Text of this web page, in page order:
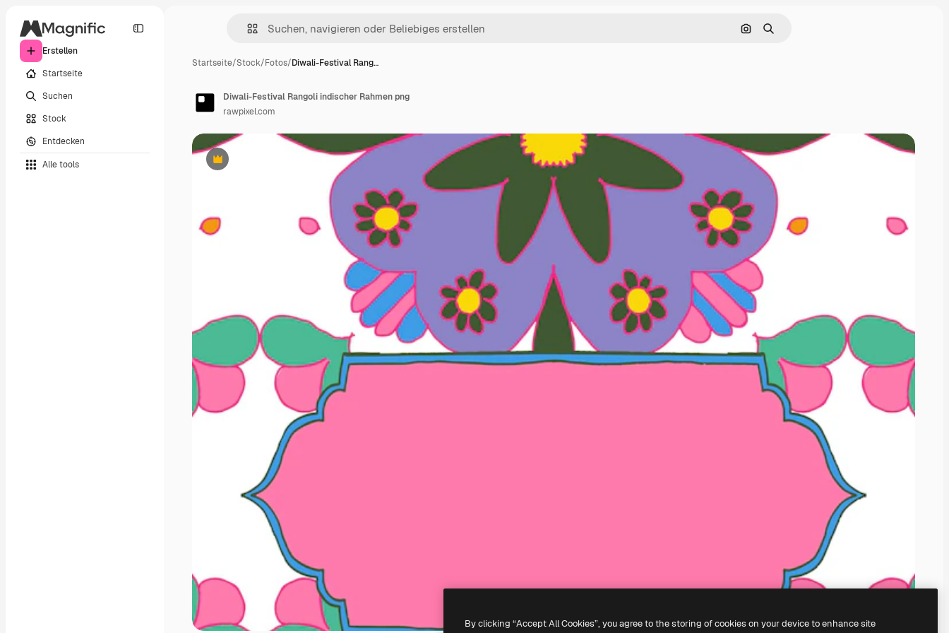
Erstellen
Startseite
Suchen
Stock
Entdecken
Alle tools
Nach Bild suchen
Suchen
Startseite/Stock/Fotos/Diwali-Festival Rang…
Premium
Diwali-Festival Rangoli indischer Rahmen png
rawpixel.com
By clicking “Accept All Cookies”, you agree to the storing of cookies on your device to enhance site